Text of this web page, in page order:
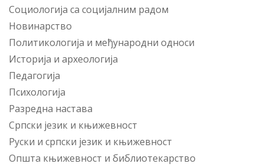
Социологија са социјалним радом
Новинарство
Политикологија и међународни односи
Историја и археологија
Педагогија
Психологија
Разредна настава
Српски језик и књижевност
Руски и српски језик и књижевност
Општа књижевност и библиотекарство